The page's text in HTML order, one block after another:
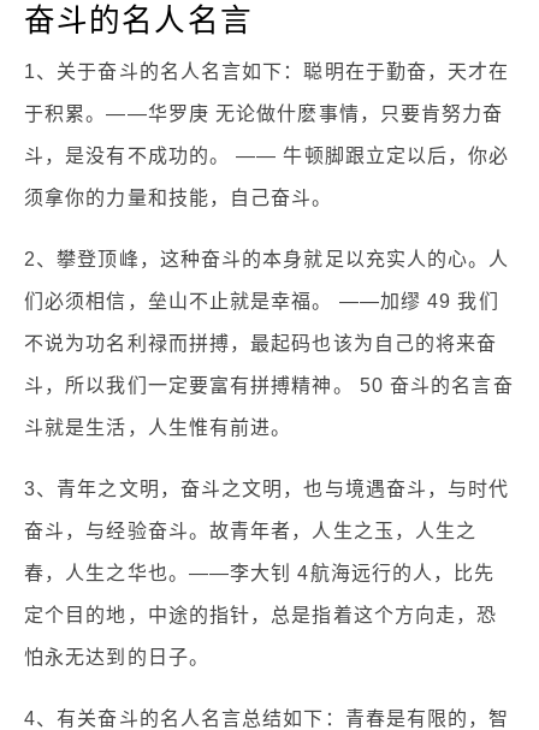
奋斗的名人名言
1、关于奋斗的名人名言如下：聪明在于勤奋，天才在
于积累。——华罗庚 无论做什麽事情，只要肯努力奋
斗，是没有不成功的。 —— 牛顿脚跟立定以后，你必
须拿你的力量和技能，自己奋斗。
2、攀登顶峰，这种奋斗的本身就足以充实人的心。人
们必须相信，垒山不止就是幸福。 ——加缪 49 我们
不说为功名利禄而拼搏，最起码也该为自己的将来奋
斗，所以我们一定要富有拼搏精神。 50 奋斗的名言奋
斗就是生活，人生惟有前进。
3、青年之文明，奋斗之文明，也与境遇奋斗，与时代
奋斗，与经验奋斗。故青年者，人生之玉，人生之
春，人生之华也。——李大钊 4航海远行的人，比先
定个目的地，中途的指针，总是指着这个方向走，恐
怕永无达到的日子。
4、有关奋斗的名人名言总结如下：青春是有限的，智